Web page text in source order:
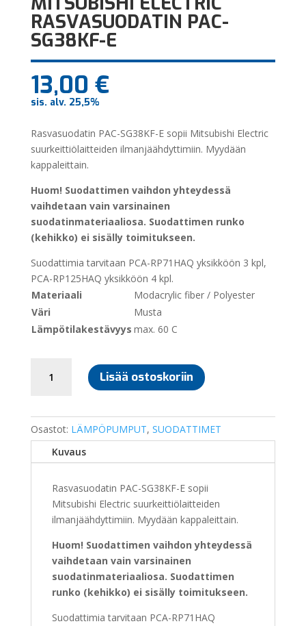
RASVASUODATIN PAC-
SG38KF-E
13,00 €
sis. alv. 25,5%
Rasvasuodatin PAC-SG38KF-E sopii Mitsubishi Electric
suurkeittiölaitteiden ilmanjäähdyttimiin. Myydään
kappaleittain.
Huom! Suodattimen vaihdon yhteydessä
vaihdetaan vain varsinainen
suodatinmateriaaliosa. Suodattimen runko
(kehikko) ei sisälly toimitukseen.
Suodattimia tarvitaan PCA-RP71HAQ yksikköön 3 kpl,
PCA-RP125HAQ yksikköön 4 kpl.
Materiaali
Modacrylic fiber / Polyester
Väri
Musta
Lämpötilakestävyys max. 60 C
ELECTRIC
SG38KF-
E
määrä
Lisää ostoskoriin
Osastot: LÄMPÖPUMPUT, SUODATTIMET
Kuvaus
Rasvasuodatin PAC-SG38KF-E sopii
Mitsubishi Electric suurkeittiölaitteiden
ilmanjäähdyttimiin. Myydään kappaleittain.
Huom! Suodattimen vaihdon yhteydessä
vaihdetaan vain varsinainen
suodatinmateriaaliosa. Suodattimen
runko (kehikko) ei sisälly toimitukseen.
Suodattimia tarvitaan PCA-RP71HAQ